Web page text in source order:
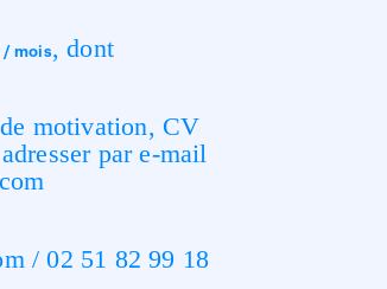
/ mois, dont
motivation, CV
par e-mail
/ 02 51 82 99 18